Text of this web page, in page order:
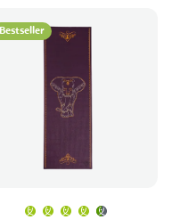
Bestseller